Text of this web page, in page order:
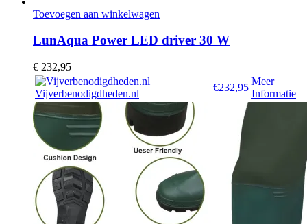
Toevoegen aan winkelwagen
LunAqua Power LED driver 30 W
€ 232,95
Vijverbenodigdheden.nl
€232,95
Meer
Informatie